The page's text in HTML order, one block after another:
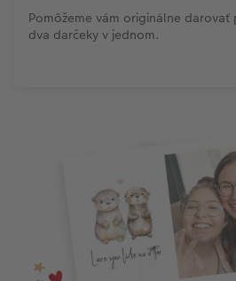
Pomôžeme vám originálne darovať
dva darčeky v jednom.